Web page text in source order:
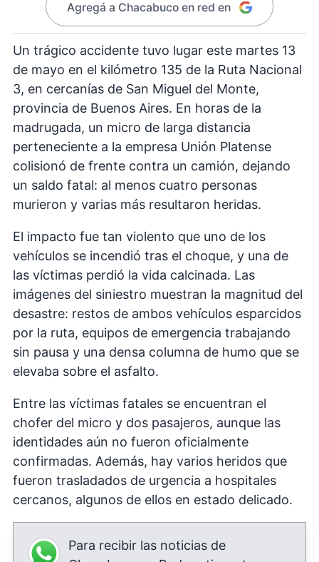
Agregá a Chacabuco en red en
Un trágico accidente tuvo lugar este martes 13
de mayo en el kilómetro 135 de la Ruta Nacional
3, en cercanías de San Miguel del Monte,
provincia de Buenos Aires. En horas de la
madrugada, un micro de larga distancia
perteneciente a la empresa Unión Platense
colisionó de frente contra un camión, dejando
un saldo fatal: al menos cuatro personas
murieron y varias más resultaron heridas.
El impacto fue tan violento que uno de los
vehículos se incendió tras el choque, y una de
las víctimas perdió la vida calcinada. Las
imágenes del siniestro muestran la magnitud del
desastre: restos de ambos vehículos esparcidos
por la ruta, equipos de emergencia trabajando
sin pausa y una densa columna de humo que se
elevaba sobre el asfalto.
Entre las víctimas fatales se encuentran el
chofer del micro y dos pasajeros, aunque las
identidades aún no fueron oficialmente
confirmadas. Además, hay varios heridos que
fueron trasladados de urgencia a hospitales
cercanos, algunos de ellos en estado delicado.
Para recibir las noticias de